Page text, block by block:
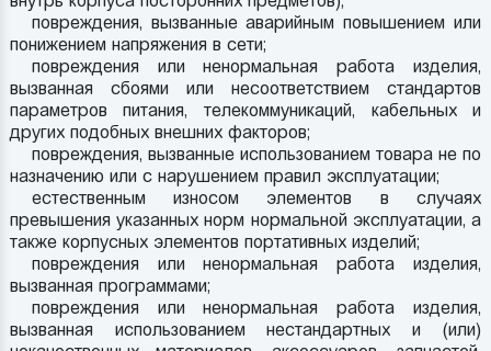
повреждения, вызванные аварийным повышением или
понижением напряжения в сети;
повреждения или ненормальная работа изделия,
вызванная сбоями или несоответствием стандартов
параметров питания, телекоммуникаций, кабельных и
других подобных внешних факторов;
повреждения, вызванные использованием товара не по
назначению или с нарушением правил эксплуатации;
естественным износом элементов в случаях
превышения указанных норм нормальной эксплуатации, а
также корпусных элементов портативных изделий;
повреждения или ненормальная работа изделия,
вызванная программами;
повреждения или ненормальная работа изделия,
вызванная использованием нестандартных и (или)